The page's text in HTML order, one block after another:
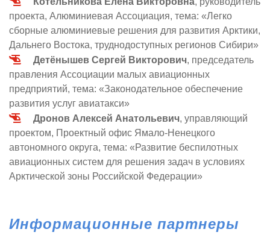
проекта, Алюминиевая Ассоциация, тема: «Легко
сборные алюминиевые решения для развития Арктики,
Дальнего Востока, труднодоступных регионов Сибири»
Детёнышев Сергей Викторович, председатель
правления Ассоциации малых авиационных
предприятий, тема: «Законодательное обеспечение
развития услуг авиатакси»
Дронов Алексей Анатольевич, управляющий
проектом, Проектный офис Ямало-Ненецкого
автономного округа, тема: «Развитие беспилотных
авиационных систем для решения задач в условиях
Арктической зоны Российской Федерации»
Информационные партнеры